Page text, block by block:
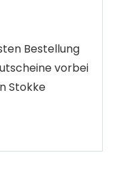
Bestellung
vorbei
Stokke